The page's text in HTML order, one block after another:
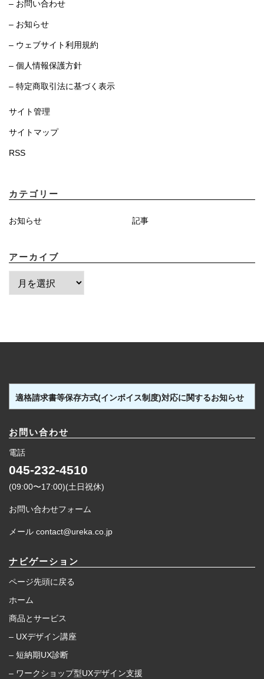
– お問い合わせ
– お知らせ
– ウェブサイト利用規約
– 個人情報保護方針
– 特定商取引法に基づく表示
サイト管理
サイトマップ
RSS
カテゴリー
お知らせ 記事
アーカイブ
ー
ブ
適格請求書等保存方式(インボイス制度)対応に関するお知らせ
お問い合わせ
電話
045-232-4510
(09:00〜17:00)(土日祝休)
お問い合わせフォーム
メール contact@ureka.co.jp
ナビゲーション
ページ先頭に戻る
ホーム
商品とサービス
– UXデザイン講座
– 短納期UX診断
– ワークショップ型UXデザイン支援